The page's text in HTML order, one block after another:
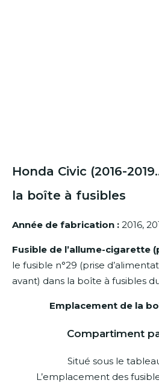
Honda Civic (2016-
la boîte à fusibles
Année de fabrication : 2016,
Fusible de l’allume-cigarette
le fusible n°29 (prise
avant) dans la boîte à fusibles
Emplacement de la
Compartiment
Situé sous le
L’emplacement des